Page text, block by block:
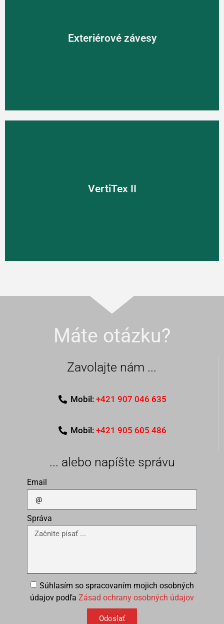
Exteriérové závesy
Exteriérové závesy od renomovaného výrobcu slnečných
VertiTex II
Máte otázku?
Zavolajte nám ...
Mobil: +421 907 046 635
Mobil: +421 905 605 486
... alebo napíšte správu
Email
Správa
Súhlasím so spracovaním mojich osobných
údajov podľa Zásad ochrany osobných údajov
Odoslať